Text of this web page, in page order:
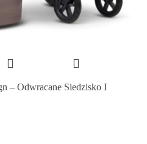
– Odwracane Siedzisko I